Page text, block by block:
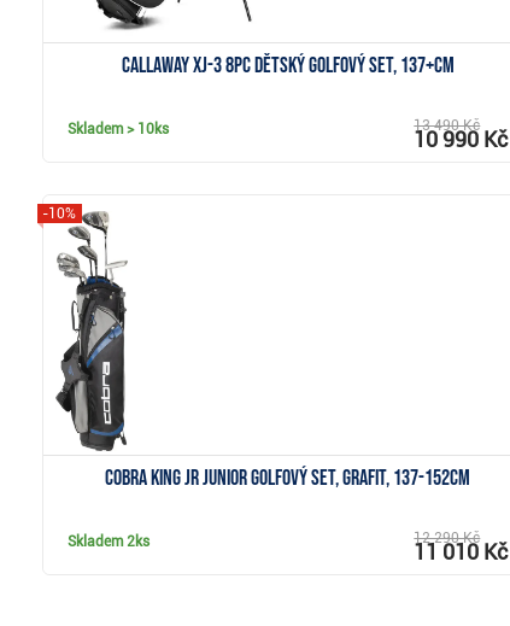
Callaway XJ-3 8PC dětský golfový set, 137+cm
Skladem> 10ks 13 490 Kč
10 990 Kč
Cobra KING JR junior golfový set, grafit, 137-152cm
-10%
Skladem2ks 12 290 Kč
11 010 Kč